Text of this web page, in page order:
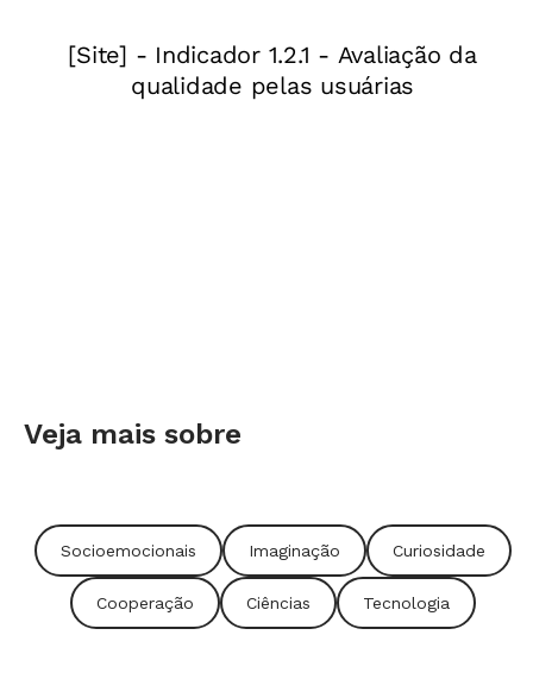
professores não precisam ter todas as
respostas, mas estimular, acolher e encaminhar
denominar e a qualificar objetos e processos de
também é lúdica. O corpo, os bichos, os
veículos, as florestas, os rios e as ruas são
personagens e cenários de suas fantasias, seus
desenhos e seus textos. Os pequenos
Veja mais sobre
Socioemocionais Imaginação Curiosidade
Cooperação Ciências Tecnologia